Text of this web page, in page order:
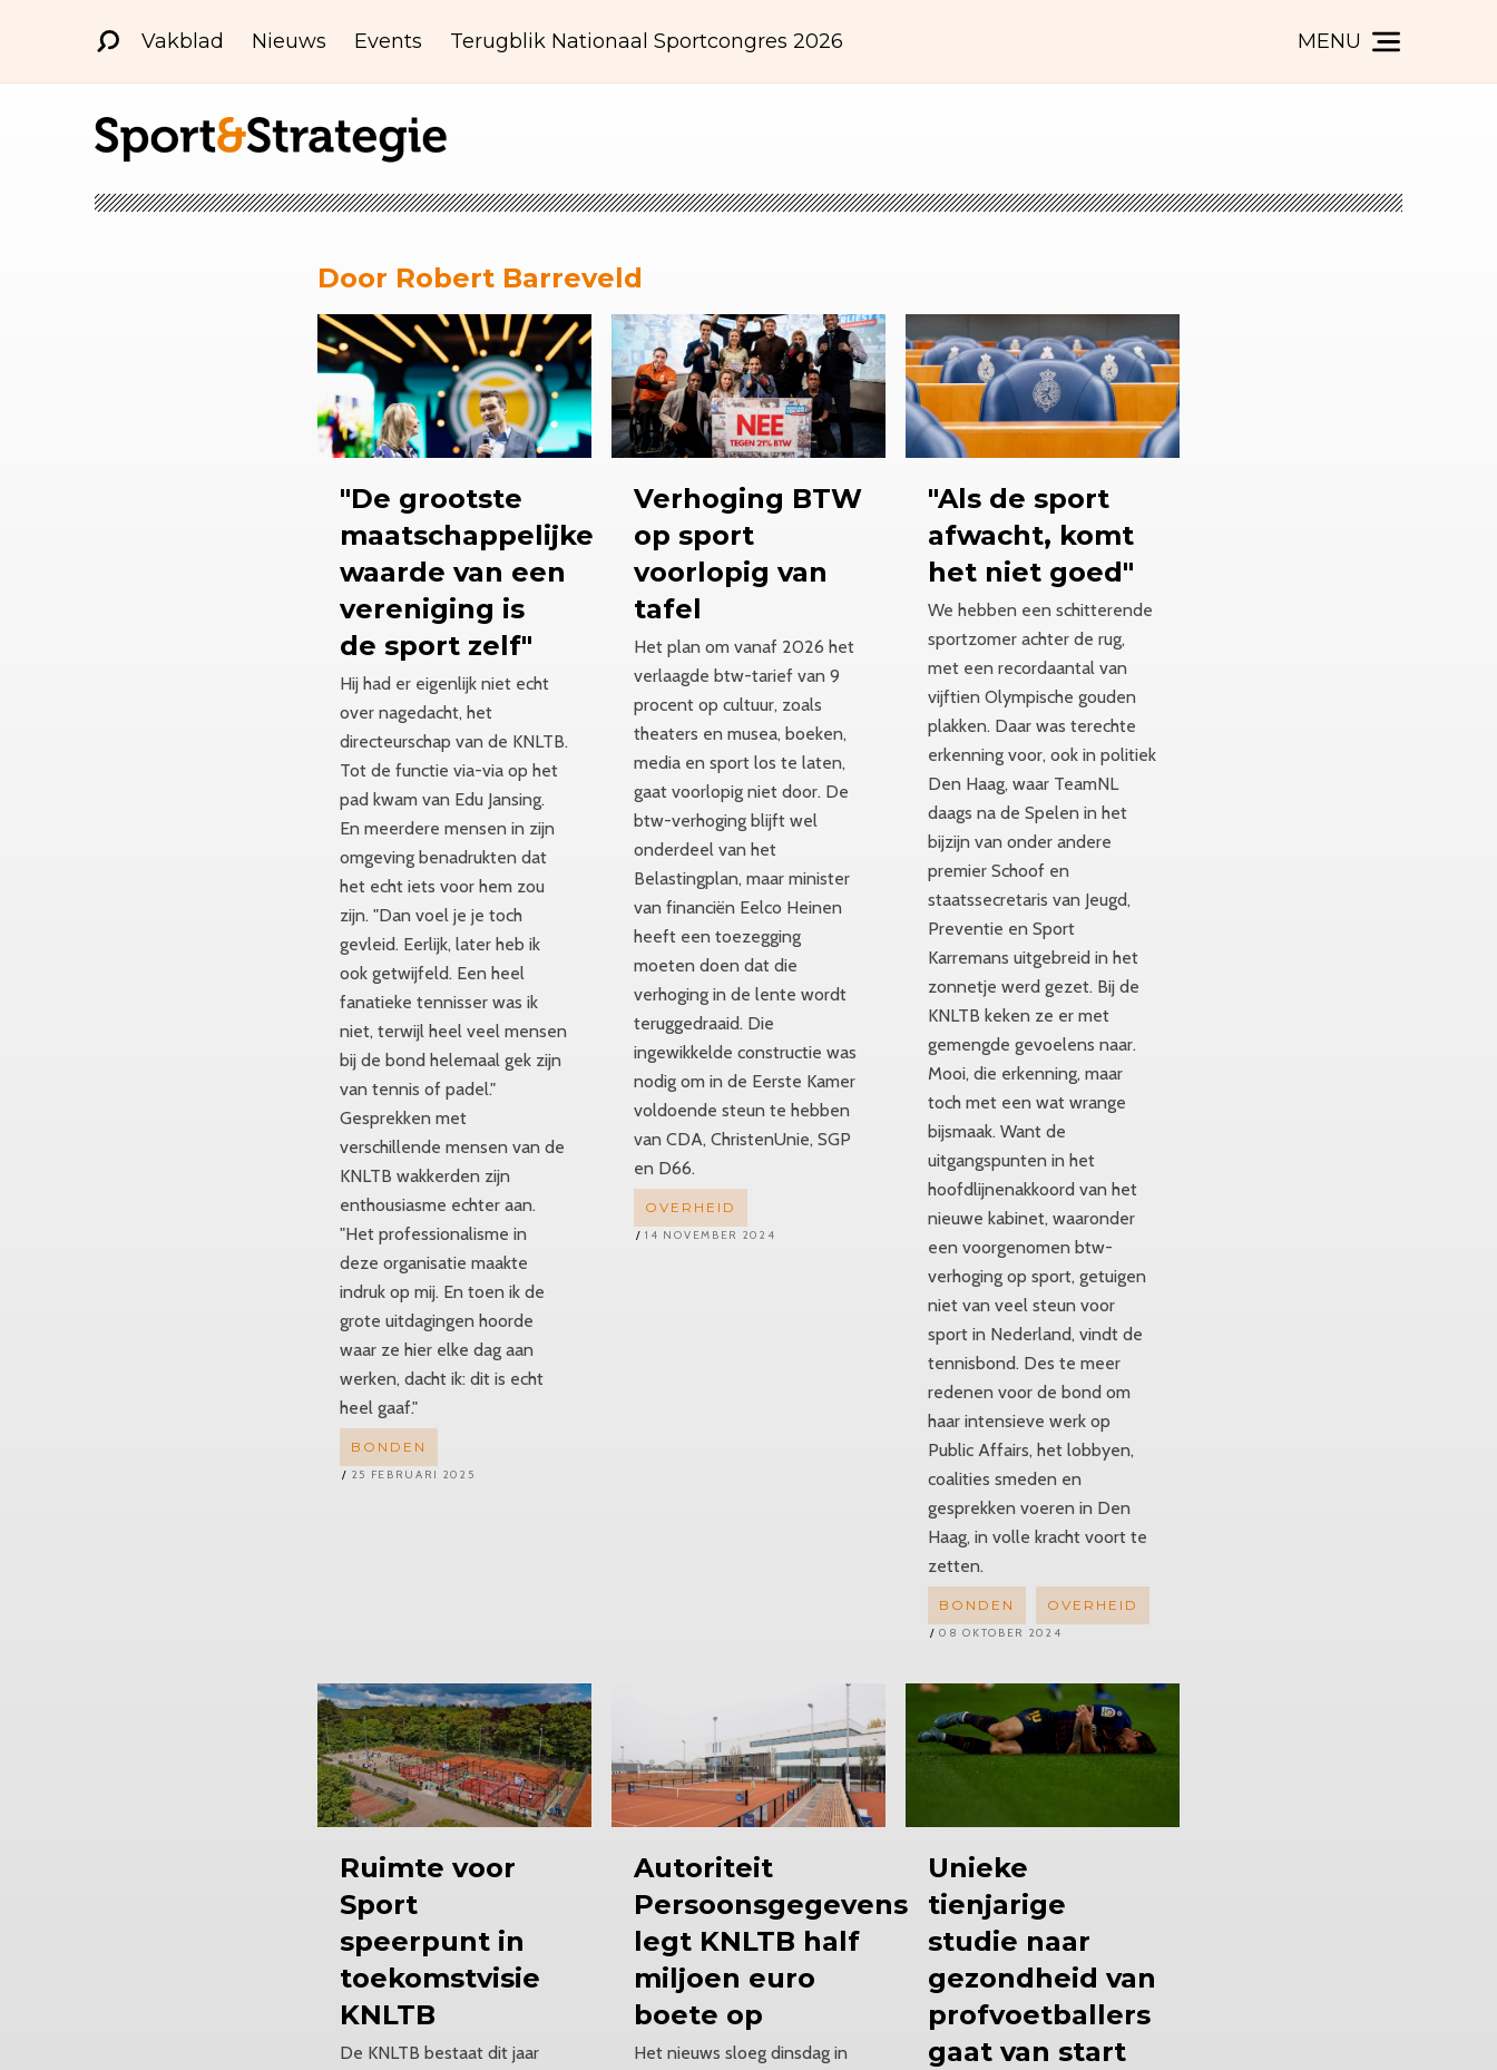
Vakblad Nieuws Events Terugblik Nationaal Sportcongres 2026 MENU
Door Robert Barreveld
"De grootste
maatschappelijke
waarde van een
vereniging is
de sport zelf"
Hij had er eigenlijk niet echt
over nagedacht, het
directeurschap van de KNLTB.
Tot de functie via-via op het
pad kwam van Edu Jansing.
En meerdere mensen in zijn
omgeving benadrukten dat
het echt iets voor hem zou
zijn. "Dan voel je je toch
gevleid. Eerlijk, later heb ik
ook getwijfeld. Een heel
fanatieke tennisser was ik
niet, terwijl heel veel mensen
bij de bond helemaal gek zijn
van tennis of padel."
Gesprekken met
verschillende mensen van de
KNLTB wakkerden zijn
enthousiasme echter aan.
"Het professionalisme in
deze organisatie maakte
indruk op mij. En toen ik de
grote uitdagingen hoorde
waar ze hier elke dag aan
werken, dacht ik: dit is echt
heel gaaf."
BONDEN
25 FEBRUARI 2025
Verhoging BTW
op sport
voorlopig van
tafel
Het plan om vanaf 2026 het
verlaagde btw-tarief van 9
procent op cultuur, zoals
theaters en musea, boeken,
media en sport los te laten,
gaat voorlopig niet door. De
btw-verhoging blijft wel
onderdeel van het
Belastingplan, maar minister
van financiën Eelco Heinen
heeft een toezegging
moeten doen dat die
verhoging in de lente wordt
teruggedraaid. Die
ingewikkelde constructie was
nodig om in de Eerste Kamer
voldoende steun te hebben
van CDA, ChristenUnie, SGP
en D66.
OVERHEID
14 NOVEMBER 2024
"Als de sport
afwacht, komt
het niet goed"
We hebben een schitterende
sportzomer achter de rug,
met een recordaantal van
vijftien Olympische gouden
plakken. Daar was terechte
erkenning voor, ook in politiek
Den Haag, waar TeamNL
daags na de Spelen in het
bijzijn van onder andere
premier Schoof en
staatssecretaris van Jeugd,
Preventie en Sport
Karremans uitgebreid in het
zonnetje werd gezet. Bij de
KNLTB keken ze er met
gemengde gevoelens naar.
Mooi, die erkenning, maar
toch met een wat wrange
bijsmaak. Want de
uitgangspunten in het
hoofdlijnenakkoord van het
nieuwe kabinet, waaronder
een voorgenomen btw-
verhoging op sport, getuigen
niet van veel steun voor
sport in Nederland, vindt de
tennisbond. Des te meer
redenen voor de bond om
haar intensieve werk op
Public Affairs, het lobbyen,
coalities smeden en
gesprekken voeren in Den
Haag, in volle kracht voort te
zetten.
BONDEN OVERHEID
08 OKTOBER 2024
Ruimtevoor
Sport
speerpunt in
toekomstvisie
KNLTB
De KNLTB bestaat dit jaar
Autoriteit
Persoonsgegevens
legt KNLTB half
miljoen euro
boete op
Het nieuws sloeg dinsdag in
Unieke
tienjarige
studie naar
gezondheid van
profvoetballers
gaat van start